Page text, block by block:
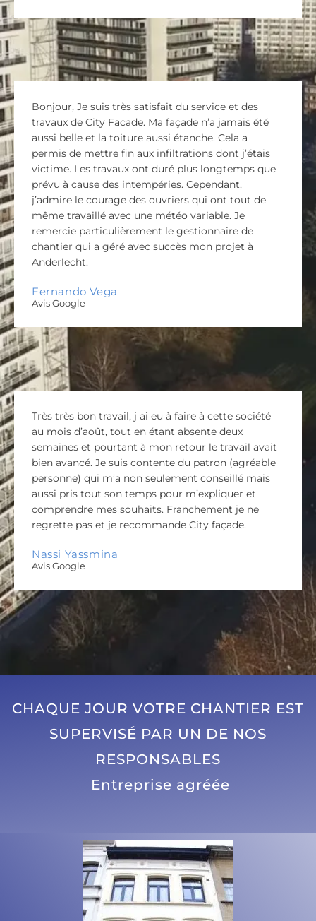
Bonjour, Je suis très satisfait du service et des
travaux de City Facade. Ma façade n’a jamais été
aussi belle et la toiture aussi étanche. Cela a
permis de mettre fin aux infiltrations dont j’étais
victime. Les travaux ont duré plus longtemps que
prévu à cause des intempéries. Cependant,
j’admire le courage des ouvriers qui ont tout de
même travaillé avec une météo variable. Je
remercie particulièrement le gestionnaire de
chantier qui a géré avec succès mon projet à
Anderlecht.
Fernando Vega
Avis Google
Très très bon travail, j ai eu à faire à cette société
au mois d’août, tout en étant absente deux
semaines et pourtant à mon retour le travail avait
bien avancé. Je suis contente du patron (agréable
personne) qui m’a non seulement conseillé mais
aussi pris tout son temps pour m’expliquer et
comprendre mes souhaits. Franchement je ne
regrette pas et je recommande City façade.
Nassi Yassmina
Avis Google
CHAQUE JOUR VOTRE CHANTIER EST
SUPERVISÉ PAR UN DE NOS
RESPONSABLES
Entreprise agréée